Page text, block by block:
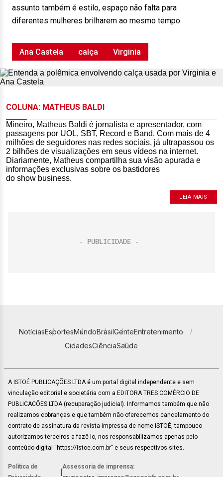
COLUNA: MATHEUS BALDI
Mineiro, Matheus Baldi é jornalista e apresentador, com
passagens por UOL, SBT, Record e Band. Com mais de 4
milhões de seguidores nas redes sociais, já ultrapassou os
2 bilhões de visualizações em seus vídeos na internet.
Diariamente, Matheus compartilha sua visão apurada e
informações exclusivas sobre os bastidores
do show business.
LEIA MAIS
assunto também é estilo, espaço não falta para
diferentes mulheres brilharem ao mesmo tempo.
Ana Castela calça Virginia
NotíciasEsportesMundoBrasilGenteEntretenimento
CidadesCiênciaSaúde
A ISTOÉ PUBLICAÇÕES LTDA é um portal digital independente e sem
vinculação editorial e societária com a EDITORA TRES COMÉRCIO DE
PUBLICACÕES LTDA (recuperação judicial). Informamos também que não
realizamos cobranças e que também não oferecemos cancelamento do
contrato de assinatura da revista impressa de nome ISTOÉ, tampouco
autorizamos terceiros a fazê-lo, nos responsabilizamos apenas pelo
conteúdo digital “https://istoe.com.br” e seus respectivos sites.
Política de
Assessoria de imprensa: